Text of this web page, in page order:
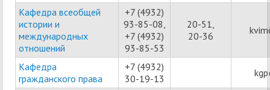
Кафедра всеобщей
истории и
международных
отношений
+7 (4932)
93-85-08,
+7 (4932)
93-85-53
20-51,
20-36
Кафедра
гражданского права
+7 (4932)
30-19-13